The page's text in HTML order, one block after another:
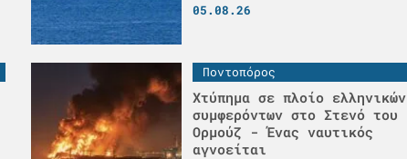
05.08.26
Ποντοπόρος
Χτύπημα σε πλοίο ελληνικών
συμφερόντων στο Στενό του
Ορμούζ - Ένας ναυτικός
αγνοείται